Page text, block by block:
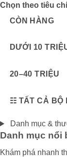
Chọn theo tiêu chí
CÒN HÀNG
DƯỚI 10
20–40 TRIỆU
☷ TẤT CẢ BỘ
Danh mục &
Danh mục nổi
Khám phá nhanh